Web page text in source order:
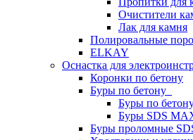
Очистители
Лак для камня
Полировальные
ELKAY
Оснастка для
Коронки по бетону
Буры по бетону
Буры по
Буры SDS
Буры проломные